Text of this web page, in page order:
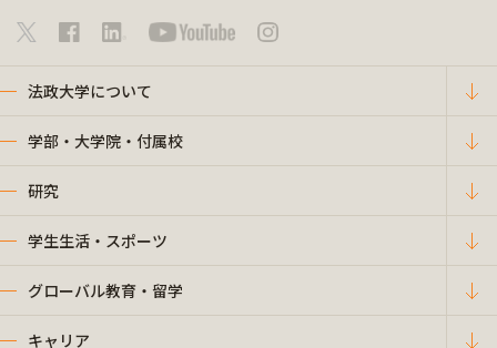
法政大学について
学部・大学院・付属校
研究
学生生活・スポーツ
グローバル教育・留学
キャリア